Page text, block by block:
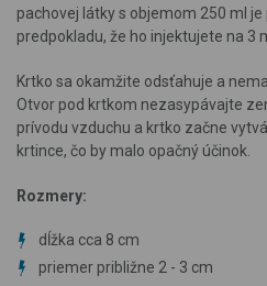
pachovej látky s objemom 250 ml je
predpokladu, že ho injektujete na 3
Krtko sa okamžite odsťahuje a
Otvor pod krtkom nezasypávajte
prívodu vzduchu a krtko začne
krtince, čo by malo opačný účinok.
Rozmery:
dĺžka cca 8 cm
priemer približne 2 - 3 cm